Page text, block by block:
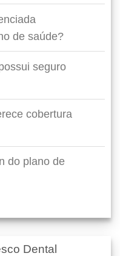
de saúde?
seguro
cobertura
do plano de
Dental